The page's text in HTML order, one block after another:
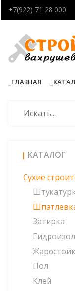
+7(922) 71 28 000
ГЛАВНАЯ
КАТАЛОГ
Сухие
Затирка
Пол
Клей